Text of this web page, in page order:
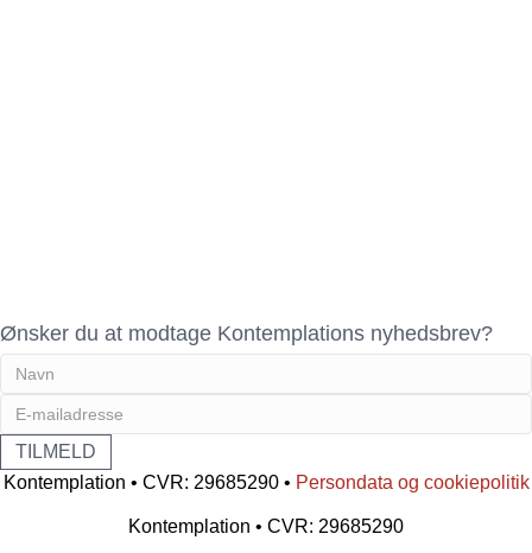
Ønsker du at modtage Kontemplations nyhedsbrev?
Kontemplation • CVR: 29685290 • Persondata og cookiepolitik
Kontemplation • CVR: 29685290